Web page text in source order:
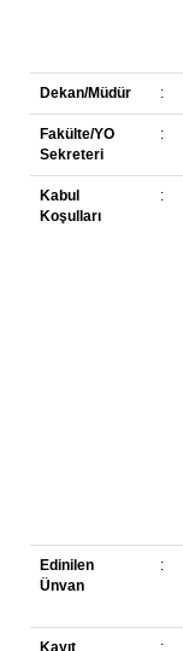
Dekan/Müdür :
Fakülte/YO
Sekreteri
:
Kabul
Koşulları
:
Edinilen
Ünvan
:
Kayıt
: